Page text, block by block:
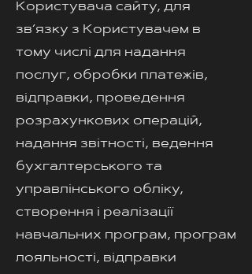
Користувача сайту, для
зв’язку з Користувачем в
тому числі для надання
послуг, обробки платежів,
відправки, проведення
розрахункових операцій,
надання звітності, ведення
бухгалтерського та
управлінського обліку,
створення і реалізації
навчальних програм, програм
лояльності, відправки